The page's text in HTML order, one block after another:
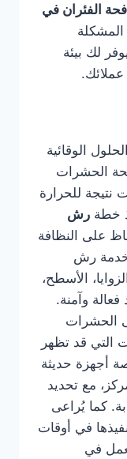
الفئران في
لك بيئة
عملائك.
الوقائية
الحشرات
نتيجة للحرارة
خطة رش
على النظافة
رش
الأسطح،
وآمنة.
الحشرات
التي قد تظهر
أجهزة حديثة
مع تحديد
كما يُراعى
في أوقات
في